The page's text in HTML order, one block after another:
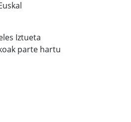
Iztueta
parte hartu